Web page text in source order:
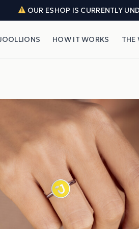
OUR ESHOP IS CURRENTLY
HOW IT WORKS THE